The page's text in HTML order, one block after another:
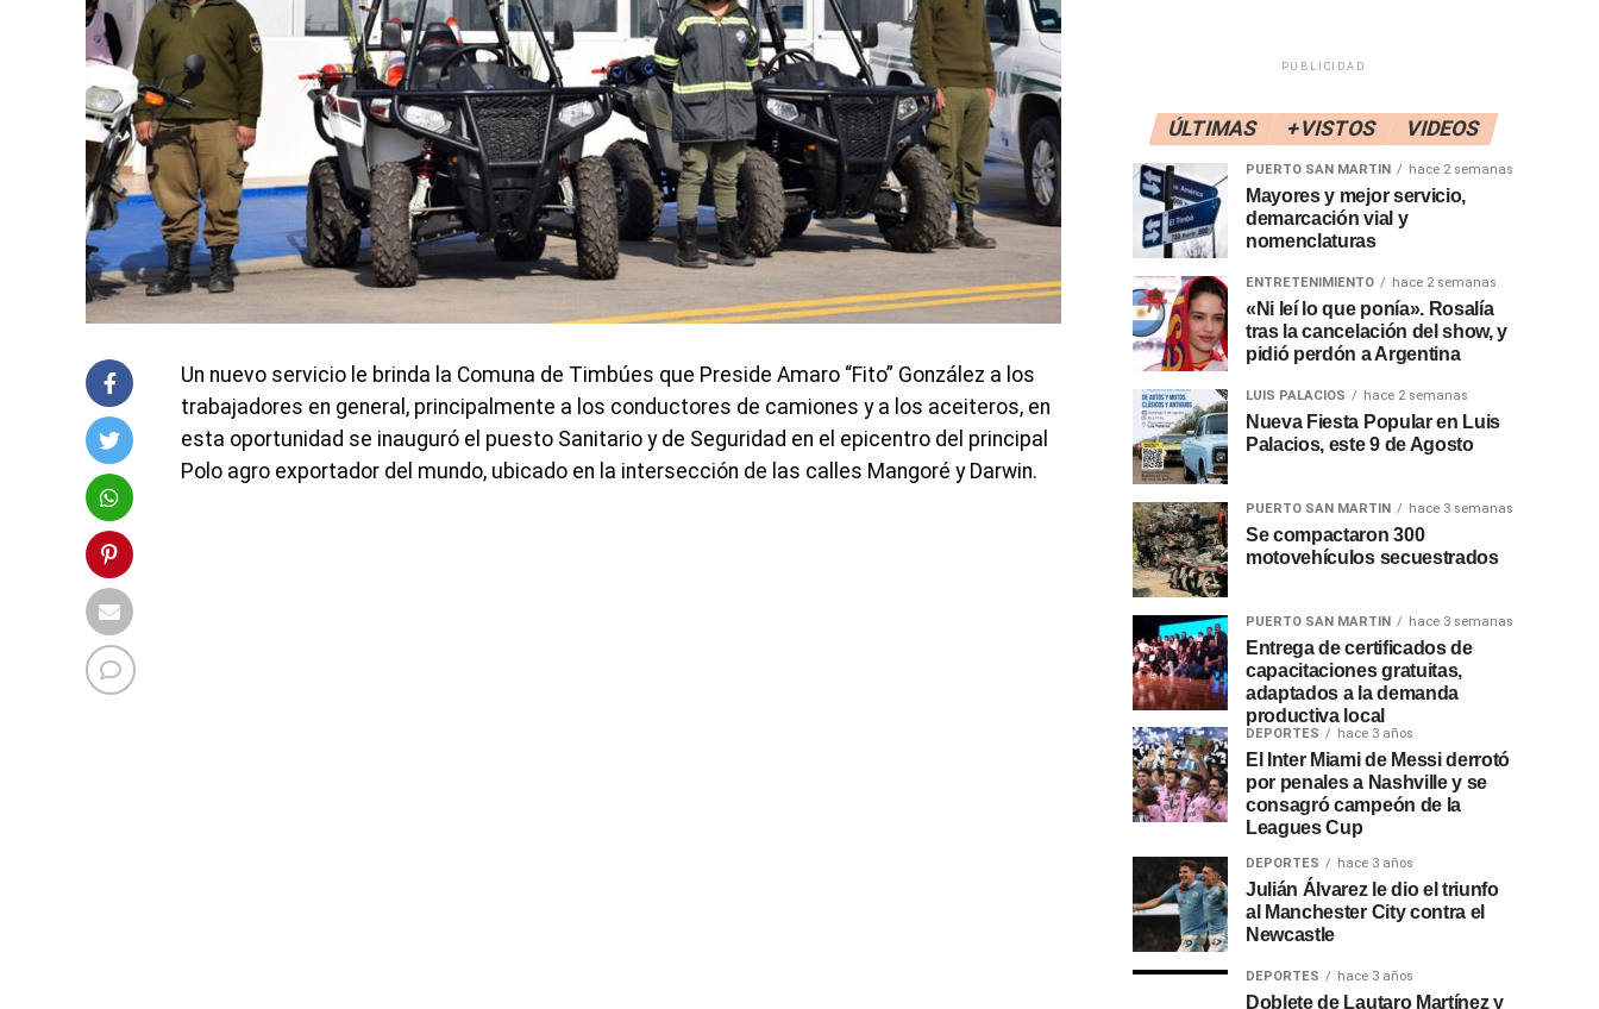
Un nuevo servicio le brinda la Comuna de Timbúes que Preside Amaro “Fito” González a los
trabajadores en general, principalmente a los conductores de camiones y a los aceiteros, en
esta oportunidad se inauguró el puesto Sanitario y de Seguridad en el epicentro del principal
Polo agro exportador del mundo, ubicado en la intersección de las calles Mangoré y Darwin.
PUBLICIDAD
ÚLTIMAS +VISTOS VIDEOS
PUERTO SAN MARTIN hace 2 semanas
Mayores y mejor servicio,
demarcación vial y
nomenclaturas
ENTRETENIMIENTO hace 2 semanas
«Ni leí lo que ponía». Rosalía
tras la cancelación del show, y
pidió perdón a Argentina
LUIS PALACIOS hace 2 semanas
Nueva Fiesta Popular en Luis
Palacios, este 9 de Agosto
PUERTO SAN MARTIN hace 3 semanas
Se compactaron 300
motovehículos secuestrados
PUERTO SAN MARTIN hace 3 semanas
Entrega de certificados de
capacitaciones gratuitas,
adaptados a la demanda
productiva local
DEPORTES hace 3 años
El Inter Miami de Messi derrotó
por penales a Nashville y se
consagró campeón de la
Leagues Cup
DEPORTES hace 3 años
Julián Álvarez le dio el triunfo
al Manchester City contra el
Newcastle
DEPORTES hace 3 años
Doblete de Lautaro Martínez y